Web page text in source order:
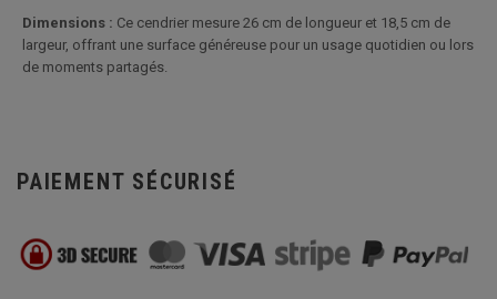
Dimensions : Ce cendrier mesure 26 cm de longueur et 18,5 cm de
largeur, offrant une surface généreuse pour un usage quotidien ou lors
de moments partagés.
PAIEMENT SÉCURISÉ